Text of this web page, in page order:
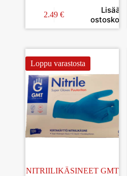
2.49 €
Lisää
ostoskoriin
Loppu varastosta
NITRIILIKÄSINEET GMT